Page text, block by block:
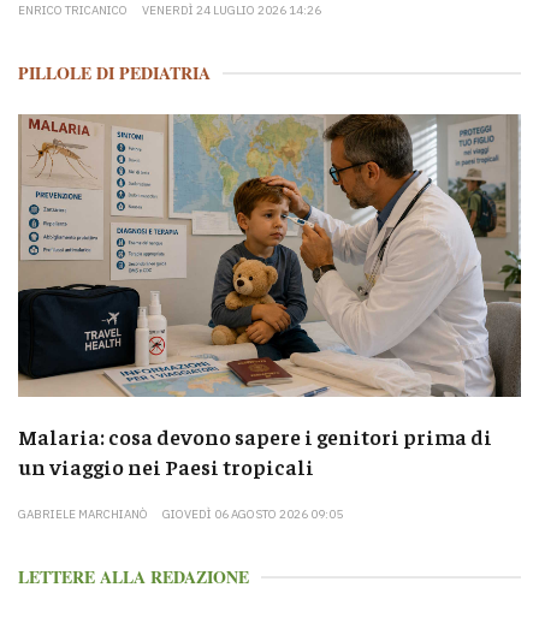
ENRICO TRICANICO VENERDÌ 24 LUGLIO 2026 14:26
PILLOLE DI PEDIATRIA
Malaria: cosa devono sapere i genitori prima di
un viaggio nei Paesi tropicali
GABRIELE MARCHIANÒ GIOVEDÌ 06 AGOSTO 2026 09:05
LETTERE ALLA REDAZIONE